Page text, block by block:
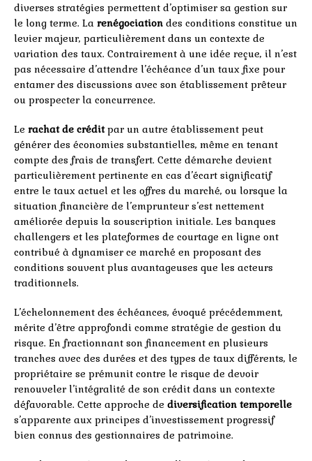
diverses stratégies permettent d’optimiser sa gestion sur
le long terme. La renégociation des conditions constitue un
levier majeur, particulièrement dans un contexte de
variation des taux. Contrairement à une idée reçue, il n’est
pas nécessaire d’attendre l’échéance d’un taux fixe pour
entamer des discussions avec son établissement prêteur
ou prospecter la concurrence.
Le rachat de créditpar un autre établissement peut
générer des économies substantielles, même en tenant
compte des frais de transfert. Cette démarche devient
particulièrement pertinente en cas d’écart significatif
entre le taux actuel et les offres du marché, ou lorsque la
situation financière de l’emprunteur s’est nettement
améliorée depuis la souscription initiale. Les banques
challengers et les plateformes de courtage en ligne ont
contribué à dynamiser ce marché en proposant des
conditions souvent plus avantageuses que les acteurs
traditionnels.
L’échelonnement des échéances, évoqué précédemment,
mérite d’être approfondi comme stratégie de gestion du
risque. En fractionnant son financement en plusieurs
tranches avec des durées et des types de taux différents, le
propriétaire se prémunit contre le risque de devoir
renouveler l’intégralité de son crédit dans un contexte
défavorable. Cette approche de diversification temporelle
s’apparente aux principes d’investissement progressif
bien connus des gestionnaires de patrimoine.